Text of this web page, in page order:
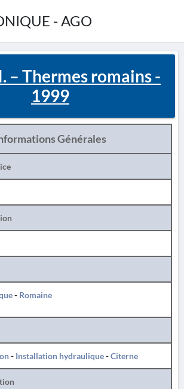
- AGO
– Thermes romains -
1999
Générales
- Romaine
- Installation hydraulique-Citerne